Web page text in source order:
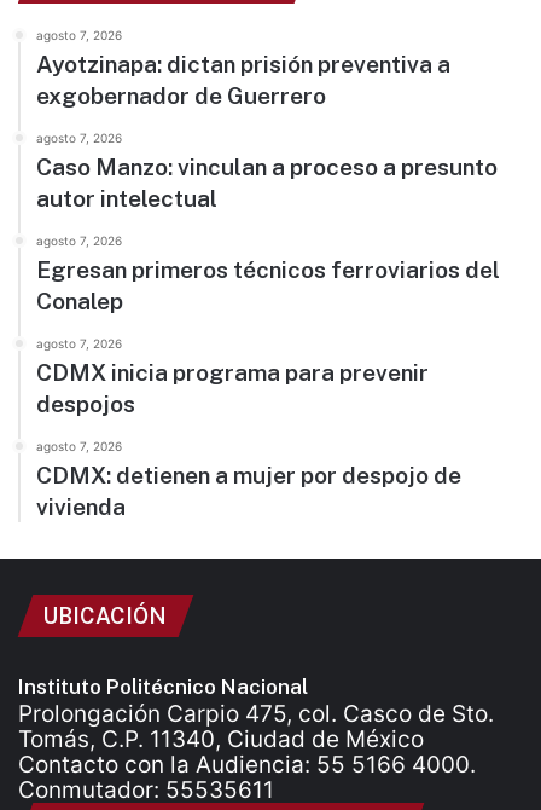
agosto 7, 2026
Ayotzinapa: dictan prisión preventiva a
exgobernador de Guerrero
agosto 7, 2026
Caso Manzo: vinculan a proceso a presunto
autor intelectual
agosto 7, 2026
Egresan primeros técnicos ferroviarios del
Conalep
agosto 7, 2026
CDMX inicia programa para prevenir
despojos
agosto 7, 2026
CDMX: detienen a mujer por despojo de
vivienda
UBICACIÓN
Instituto Politécnico Nacional
Prolongación Carpio 475, col. Casco de Sto.
Tomás, C.P. 11340, Ciudad de México
Contacto con la Audiencia: 55 5166 4000.
Conmutador: 55535611